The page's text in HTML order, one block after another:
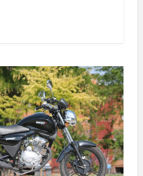
pedicura,
de parafina.
Nails centro de estética
productos ideales Vogue
Shop in Esthetic Gran
hands.
Palmas
nails, pedicures,
treatments, Fine Nails